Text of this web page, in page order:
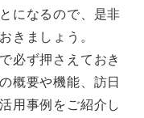
になるので、是非
きましょう。
必ず押さえておき
概要や機能、訪日
用事例をご紹介し